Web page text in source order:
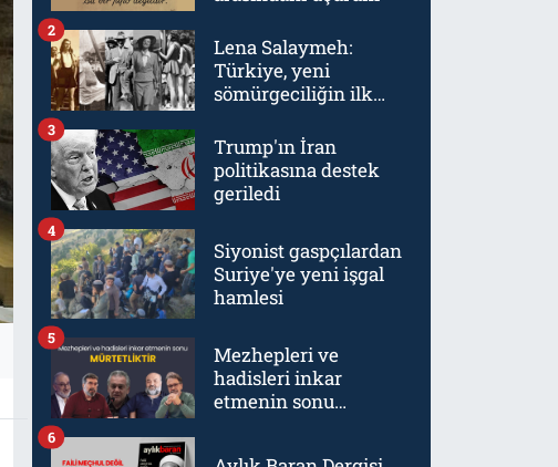
Lena Salaymeh:
Türkiye, yeni
sömürgeciliğin ilk
2
Trump'ın İran
politikasına destek
geriledi
3
Siyonist gaspçılardan
Suriye'ye yeni işgal
hamlesi
4
Mezhepleri ve
hadisleri inkar
etmenin sonu
5
6